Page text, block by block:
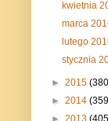
kwietnia
marca
lutego
stycznia
► 2015
► 2014
► 2013